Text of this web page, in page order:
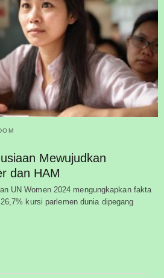
Mewujudkan
dan HAM
UN Women 2024 mengungkapkan fakta
kursi parlemen dunia dipegang